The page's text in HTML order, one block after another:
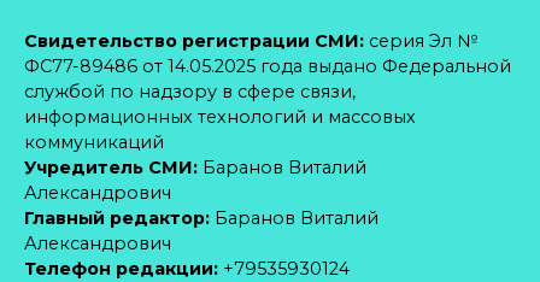
Свидетельство регистрации СМИ: серия Эл №
ФС77-89486 от 14.05.2025 года выдано Федеральной
службой по надзору в сфере связи,
информационных технологий и массовых
коммуникаций
Учредитель СМИ: Баранов Виталий
Александрович
Главный редактор: Баранов Виталий
Александрович
Телефон редакции: +79535930124